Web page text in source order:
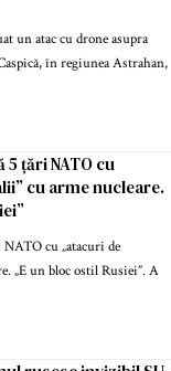
un atac cu drone asupra
în regiunea Astrahan,
țări NATO cu
cu arme nucleare.
cu „atacuri de
„E un bloc ostil Rusiei”. A